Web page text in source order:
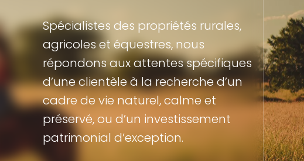
Spécialistes des propriétés rurales,
agricoles et équestres, nous
répondons aux attentes spécifiques
d’une clientèle à la recherche d’un
cadre de vie naturel, calme et
préservé, ou d’un investissement
patrimonial d’exception.